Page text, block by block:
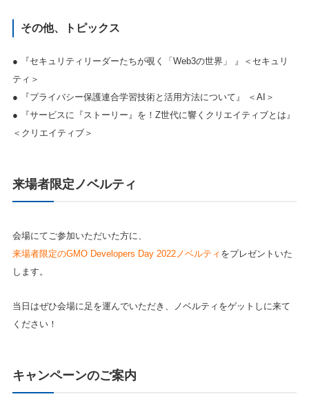
その他、トピックス
● 『セキュリティリーダーたちが覗く「Web3の世界」 』＜セキュリ
ティ＞
● 『プライバシー保護連合学習技術と活用方法について』 ＜AI＞
● 『サービスに『ストーリー』を！Z世代に響くクリエイティブとは』
＜クリエイティブ＞
来場者限定ノベルティ
会場にてご参加いただいた方に、
来場者限定のGMO Developers Day 2022ノベルティ をプレゼントいた
します。
当日はぜひ会場に足を運んでいただき、ノベルティをゲットしに来て
ください！
キャンペーンのご案内